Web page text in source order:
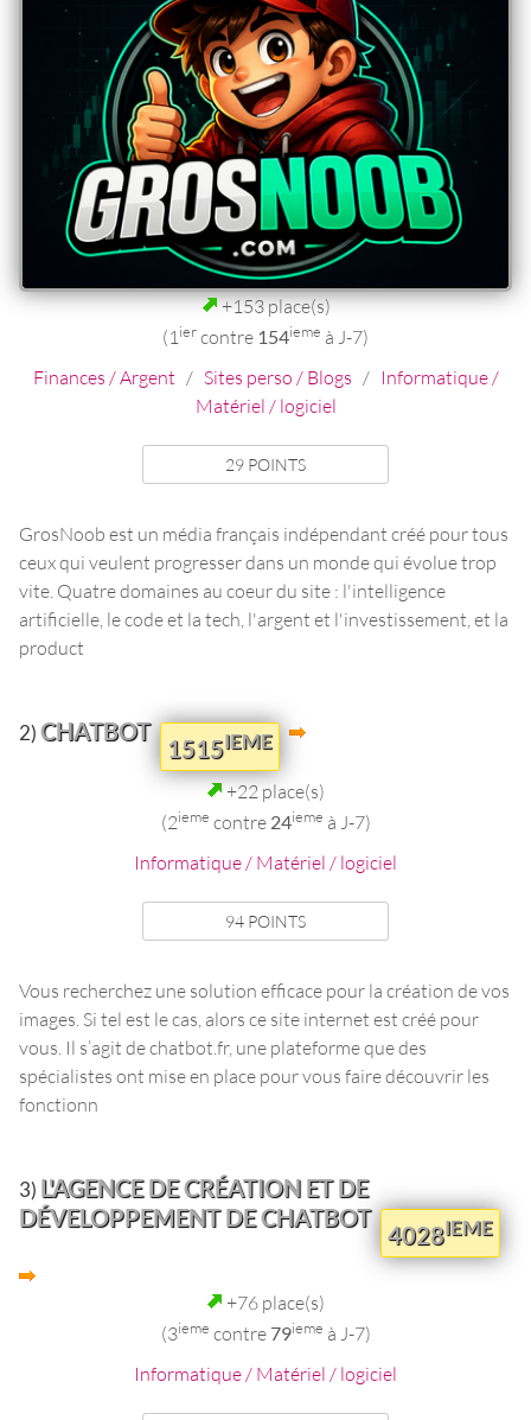
+153 place(s)
(1 iercontre 154ieme à J-7)
Finances / Argent / Sites perso / Blogs / Informatique /
Matériel / logiciel
29 POINTS
GrosNoob est un média français indépendant créé pour tous
ceux qui veulent progresser dans un monde qui évolue trop
vite. Quatre domaines au coeur du site : l'intelligence
artificielle, le code et la tech, l'argent et l'investissement, et la
product
2)CHATBOT
1515IEME
+22 place(s)
(2ieme contre 24ieme à J-7)
Informatique / Matériel / logiciel
94 POINTS
Vous recherchez une solution efficace pour la création de vos
images. Si tel est le cas, alors ce site internet est créé pour
vous. Il s’agit de chatbot.fr, une plateforme que des
spécialistes ont mise en place pour vous faire découvrir les
fonctionn
3) L'AGENCE DE CRÉATION ET DE
DÉVELOPPEMENT DE CHATBOT
4028IEME
+76 place(s)
(3ieme contre 79ieme à J-7)
Informatique / Matériel / logiciel